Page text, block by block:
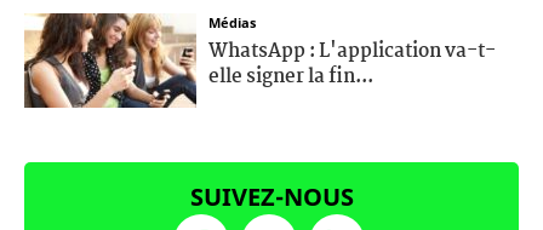
Médias
WhatsApp : L'application va-t-
elle signer la fin...
SUIVEZ-NOUS